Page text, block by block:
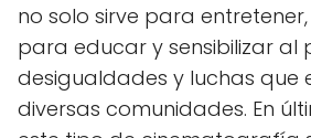
no solo sirve para
para educar y sensibilizar al
desigualdades y luchas que
diversas comunidades. En